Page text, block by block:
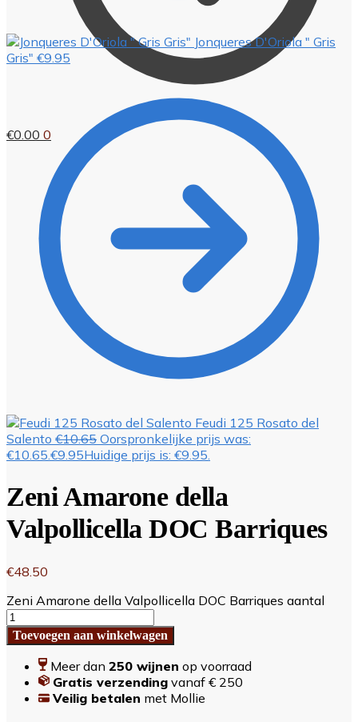
€0.00 0
Jonqueres D'Oriola " Gris
Gris" €9.95
Feudi 125 Rosato del
Salento €10.65 Oorspronkelijke prijs was:
€10.65.€9.95Huidige prijs is: €9.95.
Zeni Amarone della
Valpollicella DOC Barriques
€48.50
Zeni Amarone della Valpollicella DOC Barriques aantal
Toevoegen aan winkelwagen
Meer dan 250 wijnen op voorraad
Gratis verzending vanaf € 250
Veilig betalen met Mollie